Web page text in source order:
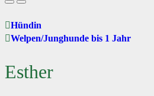
Hündin
Welpen/Junghunde bis 1 Jahr
Esther